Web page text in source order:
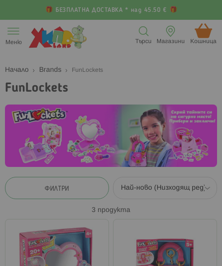
БЕЗПЛАТНА ДОСТАВКА * над 45.50 €
към
съдържанието
Меню Кошница (
Магазини
Търси
Начало Brands FunLockets
FunLockets
ФИЛТРИ
3 продукта